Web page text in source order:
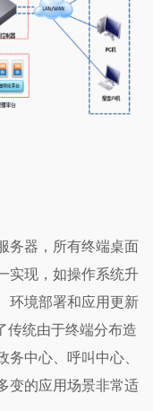
务器，所有终端桌面
实现，如操作系统升
环境部署和应用更新
传统由于终端分布造
中心、呼叫中心、
变的应用场景非常适